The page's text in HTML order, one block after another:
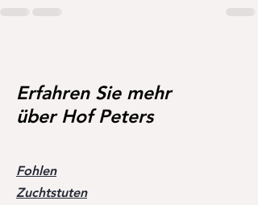
Erfahren Sie mehr
über Hof Peters
Fohlen
Zuchtstuten